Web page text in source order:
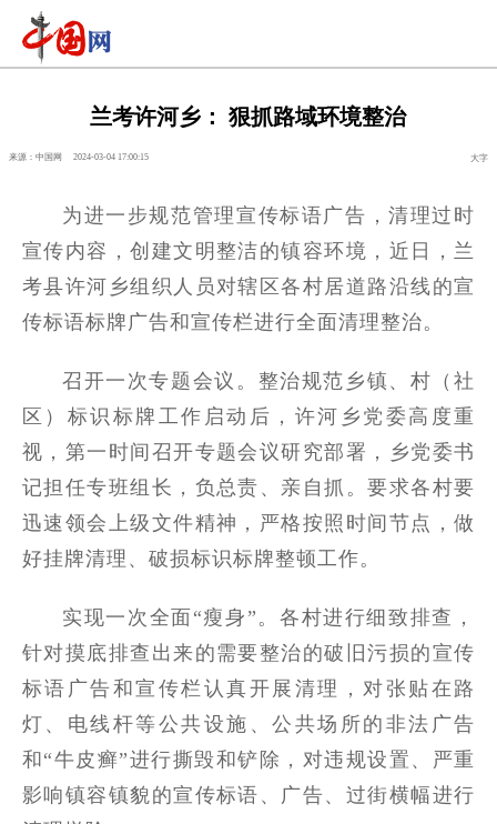
兰考许河乡： 狠抓路域环境整治
来源：中国网 2024-03-04 17:00:15 大字
为进一步规范管理宣传标语广告，清理过时
宣传内容，创建文明整洁的镇容环境，近日，兰
考县许河乡组织人员对辖区各村居道路沿线的宣
传标语标牌广告和宣传栏进行全面清理整治。
召开一次专题会议。整治规范乡镇、村（社
区）标识标牌工作启动后，许河乡党委高度重
视，第一时间召开专题会议研究部署，乡党委书
记担任专班组长，负总责、亲自抓。要求各村要
迅速领会上级文件精神，严格按照时间节点，做
好挂牌清理、破损标识标牌整顿工作。
实现一次全面“瘦身”。各村进行细致排查，
针对摸底排查出来的需要整治的破旧污损的宣传
标语广告和宣传栏认真开展清理，对张贴在路
灯、电线杆等公共设施、公共场所的非法广告
和“牛皮癣”进行撕毁和铲除，对违规设置、严重
影响镇容镇貌的宣传标语、广告、过街横幅进行